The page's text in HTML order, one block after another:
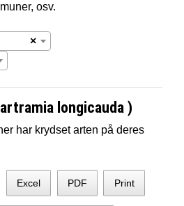
osv.
×
longicauda )
har krydset arten på deres
Excel PDF Print